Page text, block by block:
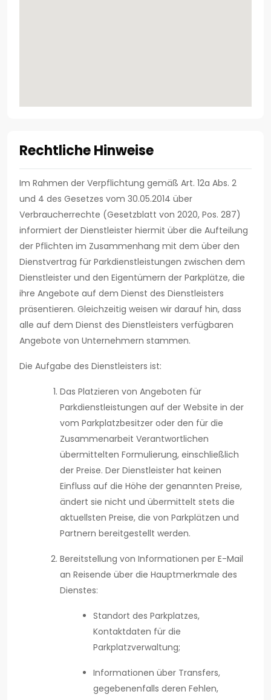
Rechtliche Hinweise
Im Rahmen der Verpflichtung gemäß Art. 12a Abs. 2
und 4 des Gesetzes vom 30.05.2014 über
Verbraucherrechte (Gesetzblatt von 2020, Pos. 287)
informiert der Dienstleister hiermit über die Aufteilung
der Pflichten im Zusammenhang mit dem über den
Dienstvertrag für Parkdienstleistungen zwischen dem
Dienstleister und den Eigentümern der Parkplätze, die
ihre Angebote auf dem Dienst des Dienstleisters
präsentieren. Gleichzeitig weisen wir darauf hin, dass
alle auf dem Dienst des Dienstleisters verfügbaren
Angebote von Unternehmern stammen.
Die Aufgabe des Dienstleisters ist:
Das Platzieren von Angeboten für
Parkdienstleistungen auf der Website in der
vom Parkplatzbesitzer oder den für die
Zusammenarbeit Verantwortlichen
übermittelten Formulierung, einschließlich
der Preise. Der Dienstleister hat keinen
Einfluss auf die Höhe der genannten Preise,
ändert sie nicht und übermittelt stets die
aktuellsten Preise, die von Parkplätzen und
Partnern bereitgestellt werden.
Bereitstellung von Informationen per E-Mail
an Reisende über die Hauptmerkmale des
Dienstes:
Standort des Parkplatzes,
Kontaktdaten für die
Parkplatzverwaltung;
Informationen über Transfers,
gegebenenfalls deren Fehlen,